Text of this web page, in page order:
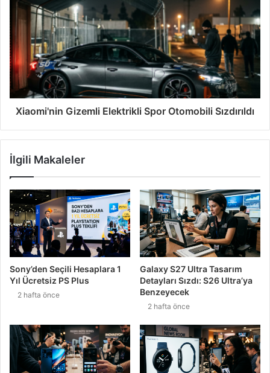
Xiaomi'nin Gizemli Elektrikli Spor Otomobili Sızdırıldı
İlgili Makaleler
Sony’den Seçili Hesaplara 1
Yıl Ücretsiz PS Plus
2 hafta önce
Galaxy S27 Ultra Tasarım
Detayları Sızdı: S26 Ultra’ya
Benzeyecek
2 hafta önce